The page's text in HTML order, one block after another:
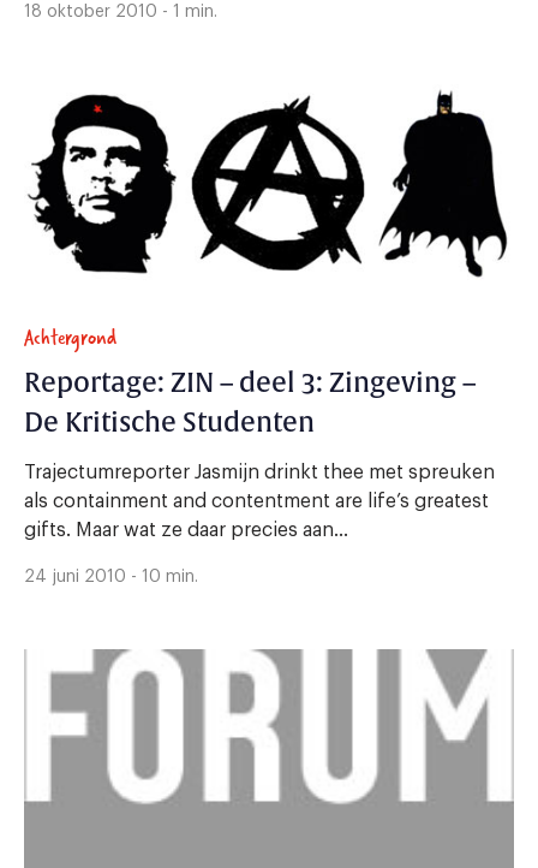
18 oktober 2010 - 1 min.
Achtergrond
Reportage: ZIN – deel 3: Zingeving –
De Kritische Studenten
Trajectumreporter Jasmijn drinkt thee met spreuken
als containment and contentment are life’s greatest
gifts. Maar wat ze daar precies aan...
24 juni 2010 - 10 min.